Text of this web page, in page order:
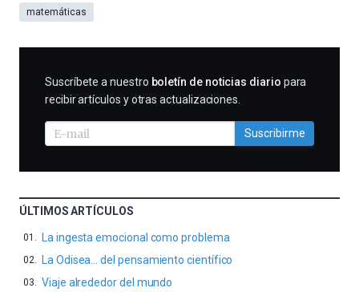
matemáticas
SUSCRIBIRME
Suscríbete a nuestro boletín de noticias diario para
recibir artículos y otras actualizaciones.
Suscribirme
ÚLTIMOS ARTÍCULOS
La ingesta emocional como problema
La Odisea… del pensamiento científico
Viaje alrededor del mundo